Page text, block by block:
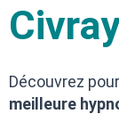
Découvrez
meilleure